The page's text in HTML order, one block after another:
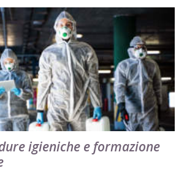
igieniche e formazione